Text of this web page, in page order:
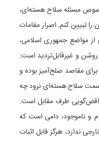
مسئله سلاح هسته‌ای،
را تبیین کنم. اصرار مقامات
از مواضع جمهوری اسلامی،
و غیرقابل‌تردید است:
مقاصد صلح‌آمیز بوده و
سلاح هسته‌ای نرود چه
طرف مقابل است.
و ناموجود، دامی است که
ندارد، هرگز قابل اثبات